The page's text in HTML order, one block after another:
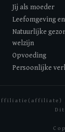
Jij als moeder
Leefomgeving
Natuurlijke
welzijn
Opvoeding
Persoonlijke